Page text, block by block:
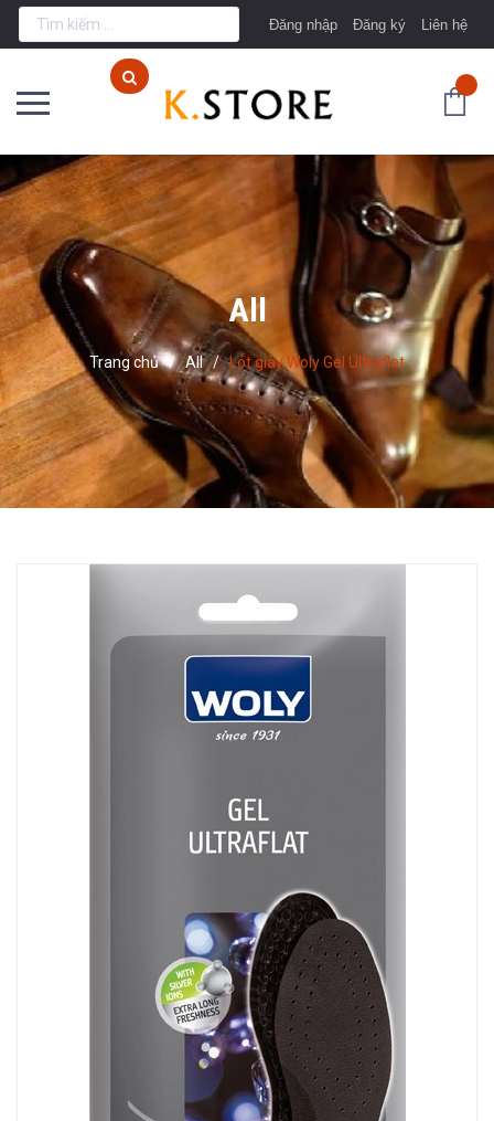
Đăng nhập Đăng ký Liên hệ
All
Trang chủ / All / Lót giày Woly Gel Ultraflat